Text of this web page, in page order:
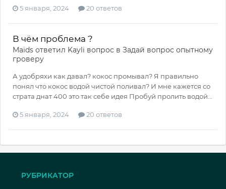
5 января, 2024 20 ответов
В чём проблема ?
Maids ответил Kayli вопрос в Задай вопрос опытному
гроверу
А удобряхи как давал? кокос промывал? Я правильно
понял что кокос водой чистой поливал? И мне кажется со
страта днат 400 это так себе идея Пробуй пролить водой...
5 января, 2024 20 ответов
РУБРИКАТОР